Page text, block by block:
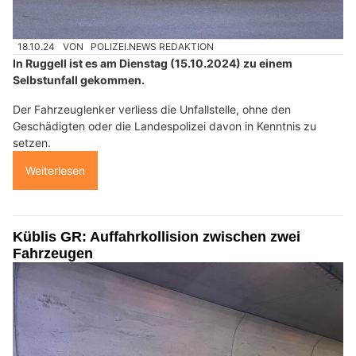
18.10.24 VON POLIZEI.NEWS REDAKTION
In Ruggell ist es am Dienstag (15.10.2024) zu einem
Selbstunfall gekommen.
Der Fahrzeuglenker verliess die Unfallstelle, ohne den
Geschädigten oder die Landespolizei davon in Kenntnis zu
setzen.
Weiterlesen
Küblis GR: Auffahrkollision zwischen zwei
Fahrzeugen